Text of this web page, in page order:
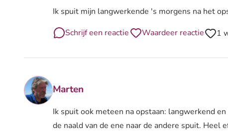
Ik spuit mijn langwerkende 's morgens na het
Schrijf een reactie
Waardeer reactie 1
Marten
Ik spuit ook meteen na opstaan: langwerkend
de naald van de ene naar de andere spuit. Heel